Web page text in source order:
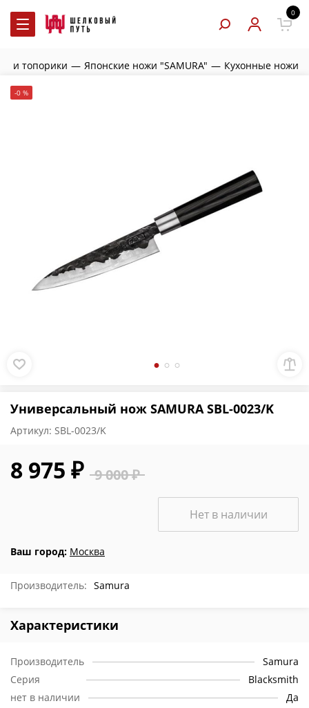
0
и топорики — Японские ножи "SAMURA" — Кухонные ножи
-0 %
Универсальный нож SAMURA SBL-0023/K
Артикул: SBL-0023/K
9 000 ₽
8 975 ₽
Ваш город: Москва
Нет в наличии
Производитель: Samura
Характеристики
Производитель
Samura
Серия
Blacksmith
нет в наличии
Да